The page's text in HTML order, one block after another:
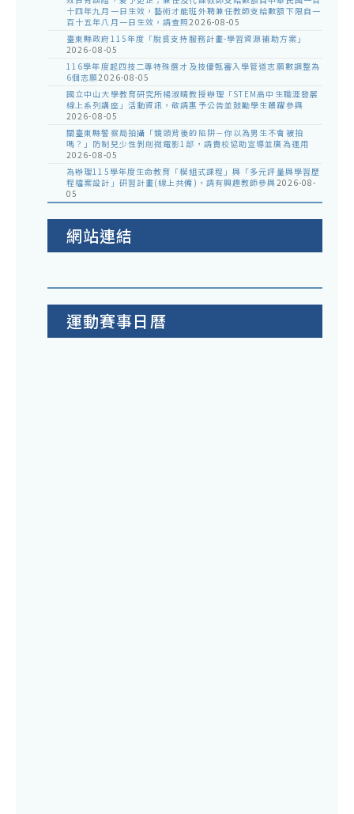
十四年九月一日生效，藝術才能班外聘兼任教師支給數額下限自一
百十五年八月一日生效，請查照2026-08-05
臺東縣政府115年度「脫貧支持服務計畫-學習資源補助方案」
2026-08-05
116學年度起四技二專特殊選才及技優甄審入學管道志願數調整為
6個志願2026-08-05
國立中山大學教育研究所楊淑晴教授辦理「STEM高中生職涯發展
線上系列講座」活動資訊，敬請惠予公告並鼓勵學生踴躍參與
2026-08-05
關臺東縣警察局拍攝「鏡頭背後的陷阱－你以為男生不會被拍
嗎？」防制兒少性剝削微電影1部，請貴校協助宣導並廣為運用
2026-08-05
為辦理115學年度生命教育「模組式課程」與「多元評量與學習歷
程檔案設計」研習計畫(線上共備)，請有興趣教師參與2026-08-
05
網站連結
運動賽事日曆